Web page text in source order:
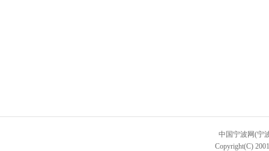
中国宁波网(宁
Copyright(C)